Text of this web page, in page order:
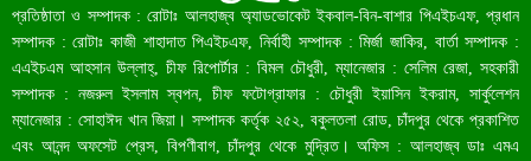
প্রতিষ্ঠাতা ও সম্পাদক : রোটাঃ আলহাজ্ব অ্যাডভোকেট ইকবাল-বিন-বাশার পিএইচএফ, প্রধান
সম্পাদক : রোটাঃ কাজী শাহাদাত পিএইচএফ, নির্বাহী সম্পাদক : মির্জা জাকির, বার্তা সম্পাদক :
এএইচএম আহসান উল্লাহ্, চীফ রিপোর্টার : বিমল চৌধুরী, ম্যানেজার : সেলিম রেজা, সহকারী
সম্পাদক : নজরুল ইসলাম স্বপন, চীফ ফটোগ্রাফার : চৌধুরী ইয়াসিন ইকরাম, সার্কুলেশন
ম্যানেজার : সোহাঈদ খান জিয়া। সম্পাদক কর্তৃক ২৫২, বকুলতলা রোড, চাঁদপুর থেকে প্রকাশিত
এবং আনন্দ অফসেট প্রেস, বিপণীবাগ, চাঁদপুর থেকে মুদ্রিত। অফিস : আলহাজ্ব ডাঃ এমএ